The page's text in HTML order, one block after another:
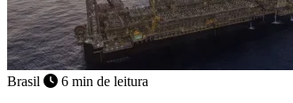
Brasil 6 min de leitura